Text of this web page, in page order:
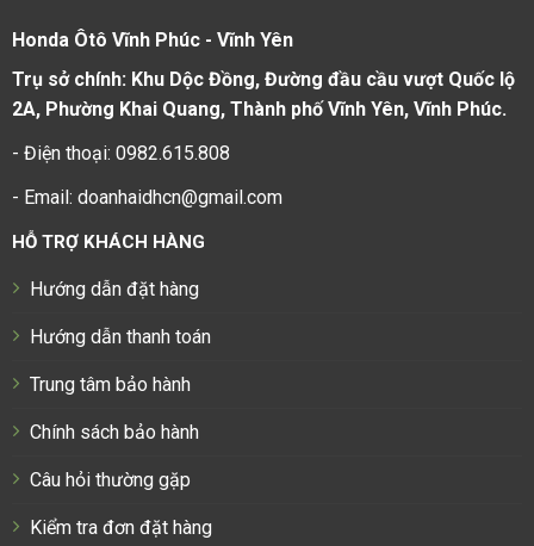
Honda Ôtô Vĩnh Phúc - Vĩnh Yên
Trụ sở chính: Khu Dộc Đồng, Đường đầu cầu vượt Quốc lộ
2A, Phường Khai Quang, Thành phố Vĩnh Yên, Vĩnh Phúc.
- Điện thoại: 0982.615.808
- Email: doanhaidhcn@gmail.com
HỖ TRỢ KHÁCH HÀNG
Hướng dẫn đặt hàng
Hướng dẫn thanh toán
Trung tâm bảo hành
Chính sách bảo hành
Câu hỏi thường gặp
Kiểm tra đơn đặt hàng